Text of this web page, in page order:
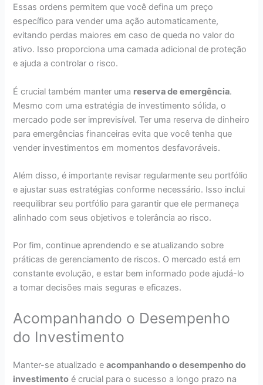
Essas ordens permitem que você defina um preço
específico para vender uma ação automaticamente,
evitando perdas maiores em caso de queda no valor do
ativo. Isso proporciona uma camada adicional de proteção
e ajuda a controlar o risco.
É crucial também manter uma reserva de emergência.
Mesmo com uma estratégia de investimento sólida, o
mercado pode ser imprevisível. Ter uma reserva de dinheiro
para emergências financeiras evita que você tenha que
vender investimentos em momentos desfavoráveis.
Além disso, é importante revisar regularmente seu portfólio
e ajustar suas estratégias conforme necessário. Isso inclui
reequilibrar seu portfólio para garantir que ele permaneça
alinhado com seus objetivos e tolerância ao risco.
Por fim, continue aprendendo e se atualizando sobre
práticas de gerenciamento de riscos. O mercado está em
constante evolução, e estar bem informado pode ajudá-lo
a tomar decisões mais seguras e eficazes.
Acompanhando o Desempenho
do Investimento
Manter-se atualizado eacompanhando o desempenho do
investimento é crucial para o sucesso a longo prazo na